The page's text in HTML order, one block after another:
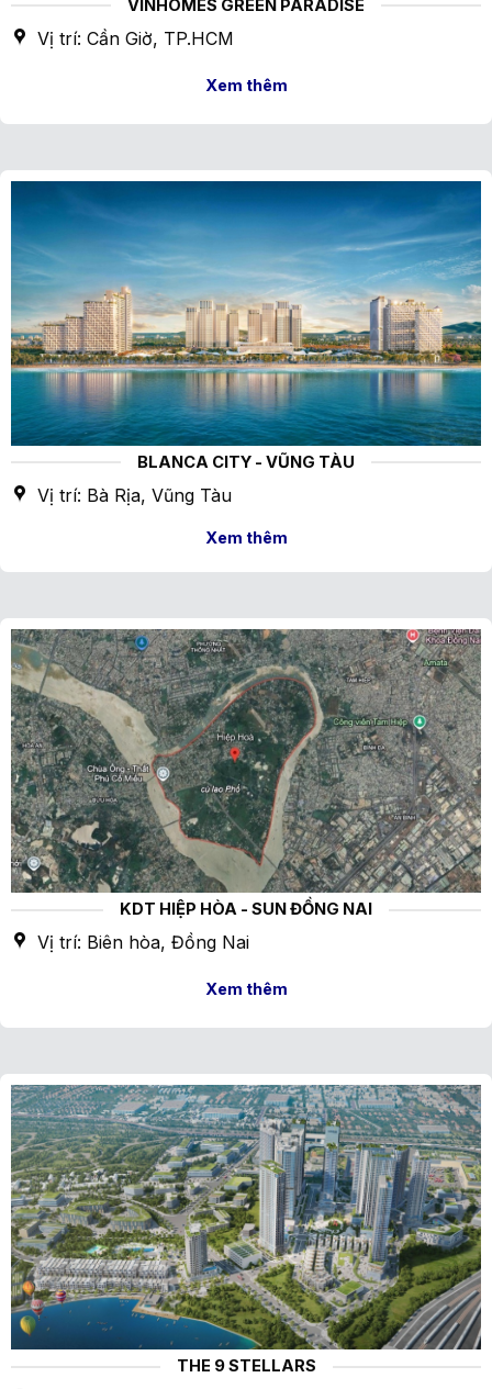
VINHOMES GREEN PARADISE
Vị trí: Cần Giờ, TP.HCM
Xem thêm
BLANCA CITY - VŨNG TÀU
Vị trí: Bà Rịa, Vũng Tàu
Xem thêm
KDT HIỆP HÒA - SUN ĐỒNG NAI
Vị trí: Biên hòa, Đồng Nai
Xem thêm
THE 9 STELLARS